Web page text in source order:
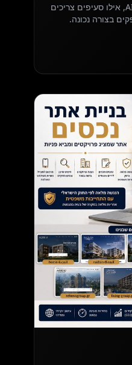
מה משפיע על מחיר הפקת סרטון AI, אילו סעיפים צריכים
בצורה נכונה.